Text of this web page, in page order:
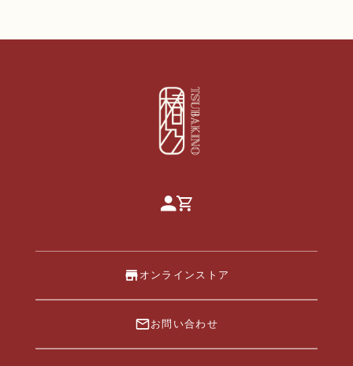
オンラインストア
お問い合わせ